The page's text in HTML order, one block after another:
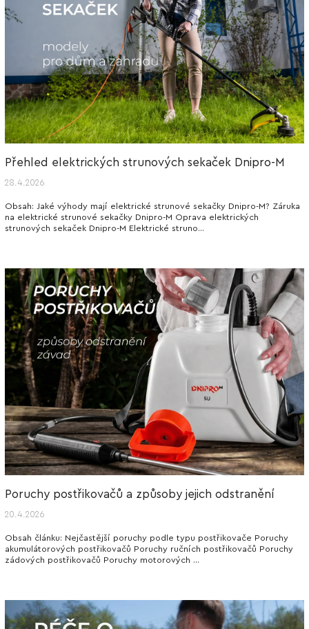
Přehled elektrických strunových sekaček Dnipro-M
28.4.2026
Obsah: Jaké výhody mají elektrické strunové sekačky Dnipro-M? Záruka
na elektrické strunové sekačky Dnipro-M Oprava elektrických
strunových sekaček Dnipro-M Elektrické struno...
Poruchy postřikovačů a způsoby jejich odstranění
20.4.2026
Obsah článku: Nejčastější poruchy podle typu postřikovače Poruchy
akumulátorových postřikovačů Poruchy ručních postřikovačů Poruchy
zádových postřikovačů Poruchy motorových ...